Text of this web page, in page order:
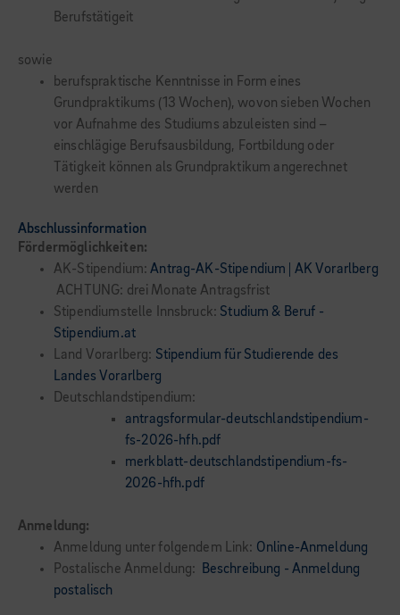
Berufstätigeit
sowie
berufspraktische Kenntnisse in Form eines
Grundpraktikums (13 Wochen), wovon sieben Wochen
vor Aufnahme des Studiums abzuleisten sind –
einschlägige Berufsausbildung, Fortbildung oder
Tätigkeit können als Grundpraktikum angerechnet
werden
Abschlussinformation
Fördermöglichkeiten:
AK-Stipendium:Antrag-AK-Stipendium | AK Vorarlberg
ACHTUNG: drei Monate Antragsfrist
Stipendiumstelle Innsbruck: Studium & Beruf -
Stipendium.at
Land Vorarlberg: Stipendium für Studierende des
Landes Vorarlberg
Deutschlandstipendium:
antragsformular-deutschlandstipendium-
fs-2026-hfh.pdf
merkblatt-deutschlandstipendium-fs-
2026-hfh.pdf
Anmeldung:
Anmeldung unter folgendem Link: Online-Anmeldung
Postalische Anmeldung:
Beschreibung - Anmeldung
postalisch